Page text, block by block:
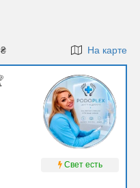
На карте
Свет есть